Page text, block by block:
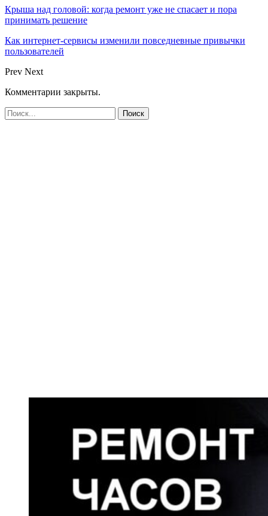
Крыша над головой: когда ремонт уже не спасает и пора
принимать решение
Как интернет-сервисы изменили повседневные привычки
пользователей
Prev Next
Комментарии закрыты.